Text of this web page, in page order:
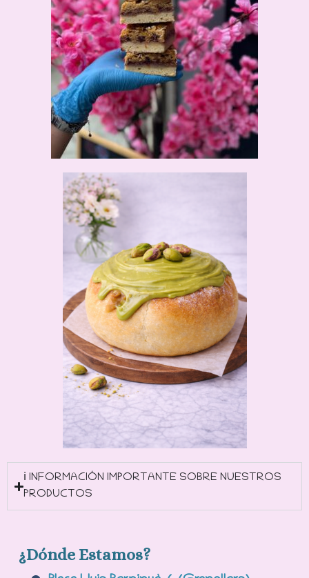
ℹ️ INFORMACIÓN IMPORTANTE SOBRE NUESTROS
PRODUCTOS
¿Dónde Estamos?